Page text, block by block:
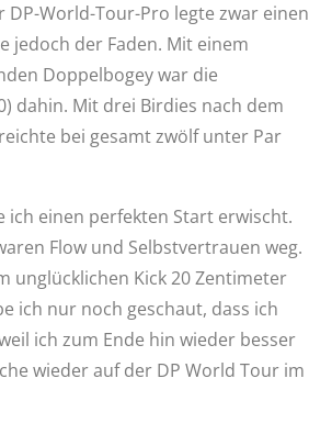
World-Tour-Pro legte zwar einen
jedoch der Faden. Mit einem
Doppelbogey war die
dahin. Mit drei Birdies nach dem
bei gesamt zwölf unter Par
ich einen perfekten Start erwischt.
Flow und Selbstvertrauen weg.
unglücklichen Kick 20 Zentimeter
ich nur noch geschaut, dass ich
ich zum Ende hin wieder besser
wieder auf der DP World Tour im